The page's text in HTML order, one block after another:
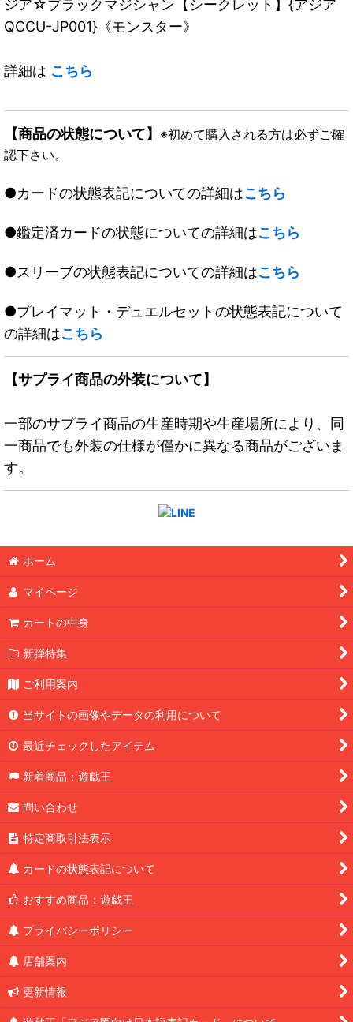
ジア☆ブラックマジシャン【シークレット】{アジア
QCCU-JP001}《モンスター》
詳細は こちら
【商品の状態について】 ※初めて購入される方は必ずご確
認下さい。
●カードの状態表記についての詳細はこちら
●鑑定済カードの状態についての詳細はこちら
●スリーブの状態表記についての詳細はこちら
●プレイマット・デュエルセットの状態表記について
の詳細はこちら
【サプライ商品の外装について】
一部のサプライ商品の生産時期や生産場所により、同
一商品でも外装の仕様が僅かに異なる商品がございま
す。
ホーム
マイページ
カートの中身
新弾特集
ご利用案内
当サイトの画像やデータの利用について
最近チェックしたアイテム
新着商品：遊戯王
問い合わせ
特定商取引法表示
カードの状態表記について
おすすめ商品：遊戯王
プライバシーポリシー
店舗案内
更新情報